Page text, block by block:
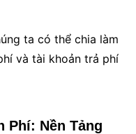
ta có thể chia làm
và tài khoản trả phí
Phí: Nền Tảng